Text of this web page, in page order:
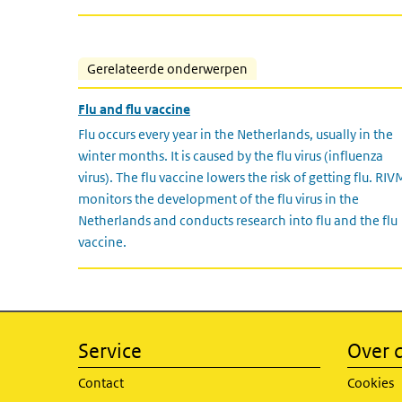
Gerelateerde onderwerpen
Flu and flu vaccine
Flu occurs every year in the Netherlands, usually in the
winter months. It is caused by the flu virus (influenza
virus). The flu vaccine lowers the risk of getting flu.
monitors the development of the flu virus in the
Netherlands and conducts research into flu and the flu
vaccine.
Service
Contact
Over
Cookies